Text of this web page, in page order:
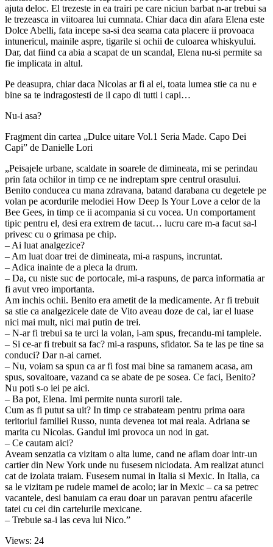
ajuta deloc. El trezeste in ea trairi pe care niciun barbat n-ar trebui sa
le trezeasca in viitoarea lui cumnata. Chiar daca din afara Elena este
Dolce Abelli, fata incepe sa-si dea seama cata placere ii provoaca
intunericul, mainile aspre, tigarile si ochii de culoarea whiskyului.
Dar, dat fiind ca abia a scapat de un scandal, Elena nu-si permite sa
fie implicata in altul.
Pe deasupra, chiar daca Nicolas ar fi al ei, toata lumea stie ca nu e
bine sa te indragostesti de il capo di tutti i capi…
Nu-i asa?
Fragment din cartea „Dulce uitare Vol.1 Seria Made. Capo Dei
Capi” de Danielle Lori
„Peisajele urbane, scaldate in soarele de dimineata, mi se perindau
prin fata ochilor in timp ce ne indreptam spre centrul orasului.
Benito conducea cu mana zdravana, batand darabana cu degetele pe
volan pe acordurile melodiei How Deep Is Your Love a celor de la
Bee Gees, in timp ce ii acompania si cu vocea. Un comportament
tipic pentru el, desi era extrem de tacut… lucru care m-a facut sa-l
privesc cu o grimasa pe chip.
– Ai luat analgezice?
– Am luat doar trei de dimineata, mi-a raspuns, incruntat.
– Adica inainte de a pleca la drum.
– Da, cu niste suc de portocale, mi-a raspuns, de parca informatia ar
fi avut vreo importanta.
Am inchis ochii. Benito era ametit de la medicamente. Ar fi trebuit
sa stie ca analgezicele date de Vito aveau doze de cal, iar el luase
nici mai mult, nici mai putin de trei.
– N-ar fi trebui sa te urci la volan, i-am spus, frecandu-mi tamplele.
– Si ce-ar fi trebuit sa fac? mi-a raspuns, sfidator. Sa te las pe tine sa
conduci? Dar n-ai carnet.
– Nu, voiam sa spun ca ar fi fost mai bine sa ramanem acasa, am
spus, sovaitoare, vazand ca se abate de pe sosea. Ce faci, Benito?
Nu poti s-o iei pe aici.
– Ba pot, Elena. Imi permite nunta surorii tale.
Cum as fi putut sa uit? In timp ce strabateam pentru prima oara
teritoriul familiei Russo, nunta devenea tot mai reala. Adriana se
marita cu Nicolas. Gandul imi provoca un nod in gat.
– Ce cautam aici?
Aveam senzatia ca vizitam o alta lume, cand ne aflam doar intr-un
cartier din New York unde nu fusesem niciodata. Am realizat atunci
cat de izolata traiam. Fusesem numai in Italia si Mexic. In Italia, ca
sa le vizitam pe rudele mamei de acolo; iar in Mexic – ca sa petrec
vacantele, desi banuiam ca erau doar un paravan pentru afacerile
tatei cu cei din cartelurile mexicane.
– Trebuie sa-i las ceva lui Nico.”
Views: 24